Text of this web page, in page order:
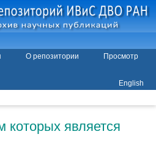
О репозитории
Просмотр
English
является